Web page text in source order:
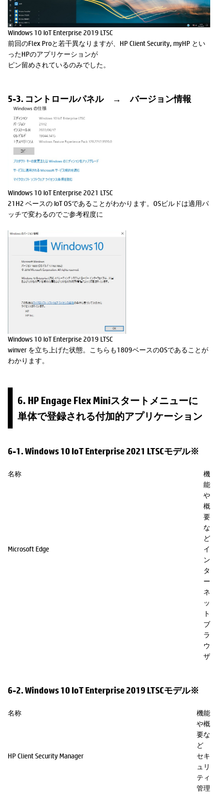
Windows 10 IoT Enterprise 2019 LTSC
前回のFlex Proと若干異なりますが、HP Client Security, myHP とい
ったHPのアプリケーションが
ピン留めされているのみでした。
5-3. コントロールパネル → バージョン情報
Windows 10 IoT Enterprise 2021 LTSC
21H2 ベースの IoT OSであることがわかります。OSビルドは適用パ
ッチで変わるのでご参考程度に
Windows 10 IoT Enterprise 2019 LTSC
winver を立ち上げた状態。こちらも1809ベースのOSであることが
わかります。
6. HP Engage Flex Miniスタートメニューに
単体で登録される付加的アプリケーション
6-1. Windows 10 IoT Enterprise 2021 LTSCモデル※
名称
機
能
や
概
要
な
ど
Microsoft Edge
イ
ン
タ
ー
ネ
ッ
ト
ブ
ラ
ウ
ザ
6-2. Windows 10 IoT Enterprise 2019 LTSCモデル※
名称
機能
や概
要な
ど
HP Client Security Manager
セキ
ュリ
ティ
管理